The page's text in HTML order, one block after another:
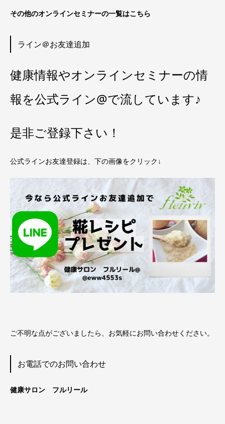
その他のオンラインセミナーの一覧はこちら
ライン＠お友達追加
健康情報やオンラインセミナーの情
報を公式ライン@で流しています♪
是非ご登録下さい！
公式ラインお友達登録は、下の画像をクリック↓
ご不明な点がございましたら、お気軽にお問い合わせください。
お電話でのお問い合わせ
健康サロン フルリール